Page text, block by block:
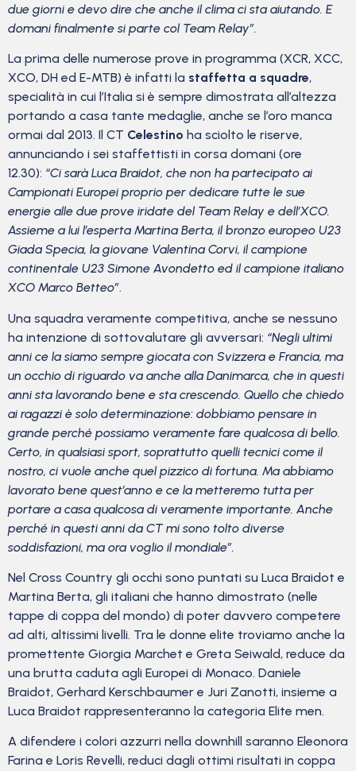
due giorni e devo dire che anche il clima ci sta aiutando. E
domani finalmente si parte col Team Relay”.
La prima delle numerose prove in programma (XCR, XCC,
XCO, DH ed E-MTB) è infatti la staffetta a squadre,
specialità in cui l’Italia si è sempre dimostrata all’altezza
portando a casa tante medaglie, anche se l’oro manca
ormai dal 2013. Il CT Celestino ha sciolto le riserve,
annunciando i sei staffettisti in corsa domani (ore
12.30): “Ci sarà Luca Braidot, che non ha partecipato ai
Campionati Europei proprio per dedicare tutte le sue
energie alle due prove iridate del Team Relay e dell’XCO.
Assieme a lui l’esperta Martina Berta, il bronzo europeo U23
Giada Specia, la giovane Valentina Corvi, il campione
continentale U23 Simone Avondetto ed il campione italiano
XCO Marco Betteo”.
Una squadra veramente competitiva, anche se nessuno
ha intenzione di sottovalutare gli avversari: “Negli ultimi
anni ce la siamo sempre giocata con Svizzera e Francia, ma
un occhio di riguardo va anche alla Danimarca, che in questi
anni sta lavorando bene e sta crescendo. Quello che chiedo
ai ragazzi è solo determinazione: dobbiamo pensare in
grande perché possiamo veramente fare qualcosa di bello.
Certo, in qualsiasi sport, soprattutto quelli tecnici come il
nostro, ci vuole anche quel pizzico di fortuna. Ma abbiamo
lavorato bene quest’anno e ce la metteremo tutta per
portare a casa qualcosa di veramente importante. Anche
perché in questi anni da CT mi sono tolto diverse
soddisfazioni, ma ora voglio il mondiale”.
Nel Cross Country gli occhi sono puntati su Luca Braidot e
Martina Berta, gli italiani che hanno dimostrato (nelle
tappe di coppa del mondo) di poter davvero competere
ad alti, altissimi livelli. Tra le donne elite troviamo anche la
promettente Giorgia Marchet e Greta Seiwald, reduce da
una brutta caduta agli Europei di Monaco. Daniele
Braidot, Gerhard Kerschbaumer e Juri Zanotti, insieme a
Luca Braidot rappresenteranno la categoria Elite men.
A difendere i colori azzurri nella downhill saranno Eleonora
Farina e Loris Revelli, reduci dagli ottimi risultati in coppa